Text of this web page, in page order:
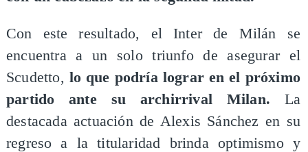
Con este resultado, el Inter de Milán se
encuentra a un solo triunfo de asegurar el
Scudetto, lo que podría lograr en el próximo
partido ante su archirrival Milan. La
destacada actuación de Alexis Sánchez en su
regreso a la titularidad brinda optimismo y